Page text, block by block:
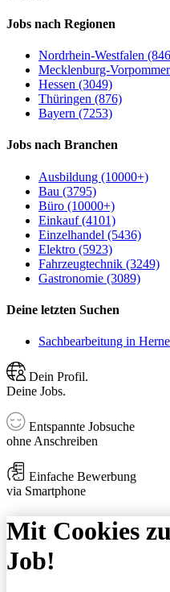
Jobs nach Regionen
Nordrhein-Westfalen
Mecklenburg-
Hessen (3049)
Thüringen (876)
Bayern (7253)
Jobs nach Branchen
Ausbildung (10000+)
Bau (3795)
Büro (10000+)
Einkauf (4101)
Einzelhandel (5436)
Elektro (5923)
Fahrzeugtechnik (3249)
Gastronomie (3089)
Deine letzten Suchen
Sachbearbeitung in
Dein Profil.
Deine Jobs.
Entspannte Jobsuche
ohne Anschreiben
Einfache Bewerbung
via Smartphone
Mit Cookies
Job!